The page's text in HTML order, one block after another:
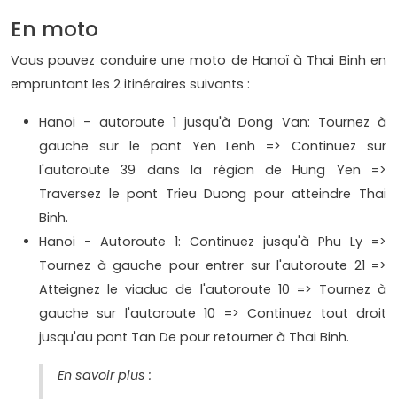
En moto
Vous pouvez conduire une moto de Hanoï à Thai Binh en
empruntant les 2 itinéraires suivants :
Hanoi - autoroute 1 jusqu'à Dong Van: Tournez à
gauche sur le pont Yen Lenh => Continuez sur
l'autoroute 39 dans la région de Hung Yen =>
Traversez le pont Trieu Duong pour atteindre Thai
Binh.
Hanoi - Autoroute 1: Continuez jusqu'à Phu Ly =>
Tournez à gauche pour entrer sur l'autoroute 21 =>
Atteignez le viaduc de l'autoroute 10 => Tournez à
gauche sur l'autoroute 10 => Continuez tout droit
jusqu'au pont Tan De pour retourner à Thai Binh.
En savoir plus :